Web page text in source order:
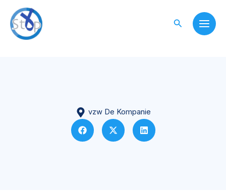
content
Search
vzw De Kompanie